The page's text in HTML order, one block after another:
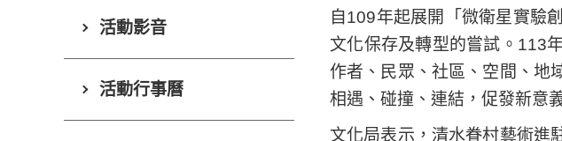
活動影音
活動行事曆
自109年起展開「微衛星實驗
文化保存及轉型的嘗試。113
作者、民眾、社區、空間、地
相遇、碰撞、連結，促發新意
文化局表示，清水眷村藝術進